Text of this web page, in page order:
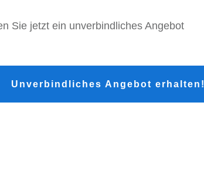
Sie jetzt ein unverbindliches Angebot
Unverbindliches Angebot erhalten!